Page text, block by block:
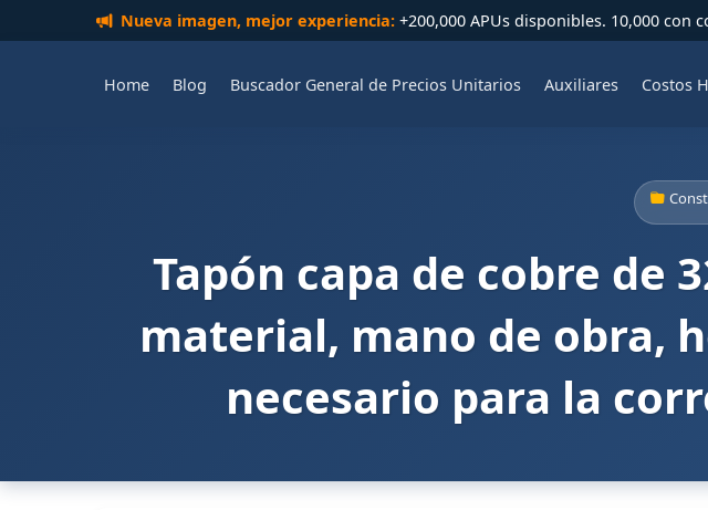
Nueva imagen, mejor experiencia:+200,000 APUs disponibles. 10,000 con
Home Blog Buscador General de Precios Unitarios Auxiliares Costos
Tapón capa de cobre de
material, mano de obra,
necesario para la